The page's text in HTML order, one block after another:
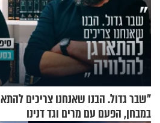
"שבר גדול. הבנו שאנחנו צריכים
במבחן, הפעם עם מרים וגד דנינו